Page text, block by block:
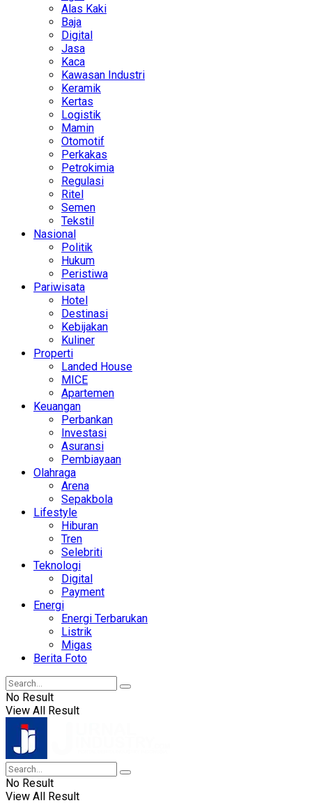
Alas Kaki
Baja
Digital
Jasa
Kaca
Kawasan Industri
Keramik
Kertas
Logistik
Mamin
Otomotif
Perkakas
Petrokimia
Regulasi
Ritel
Semen
Tekstil
Nasional
Politik
Hukum
Peristiwa
Pariwisata
Hotel
Destinasi
Kebijakan
Kuliner
Properti
Landed House
MICE
Apartemen
Keuangan
Perbankan
Investasi
Asuransi
Pembiayaan
Olahraga
Arena
Sepakbola
Lifestyle
Hiburan
Tren
Selebriti
Teknologi
Digital
Payment
Energi
Energi Terbarukan
Listrik
Migas
Berita Foto
No Result
View All Result
No Result
View All Result